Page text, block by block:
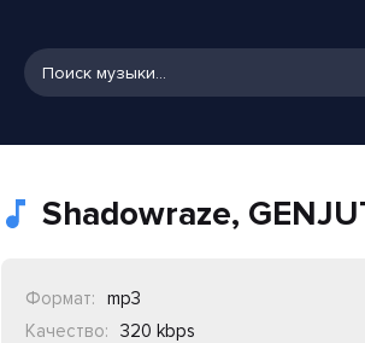
Shadowraze,
Формат:
mp3
Качество:
320 kbps